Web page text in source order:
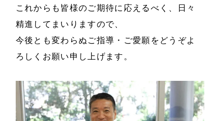
ホーム 会社情報
これからも皆様のご期待に応えるべく、日々
精進してまいりますので、
今後とも変わらぬご指導・ご愛願をどうぞよ
ろしくお願い申し上げます。